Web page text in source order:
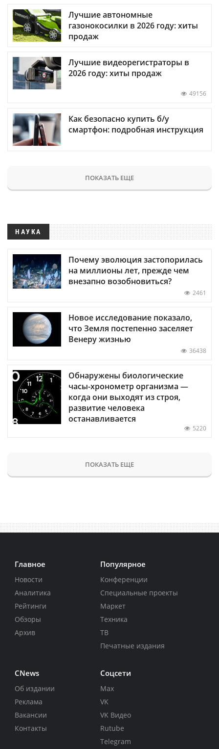
Лучшие автономные
газонокосилки в 2026 году: хиты
продаж
Лучшие видеорегистраторы в
2026 году: хиты продаж
49156
Как безопасно купить б/у
смартфон: подробная инструкция
ПОКАЗАТЬ ЕЩЕ
НАУКА
Почему эволюция застопорилась
на миллионы лет, прежде чем
внезапно возобновиться?
2461
Новое исследование показало,
что Земля постепенно заселяет
Венеру жизнью
36438
Обнаружены биологические
часы-хронометр организма —
когда они выходят из строя,
развитие человека
останавливается
5220
ПОКАЗАТЬ ЕЩЕ
Главное
Новости
Аналитика
Рейтинги
Обзоры
Архив
Популярное
Конференции
Специальные проекты
Маркет
Техника
ТВ
Печатные издания
CNews
Об издании
Реклама
Вакансии
Контакты
Соцсети
Max
VK
VK Видео
Rutube
Telegram